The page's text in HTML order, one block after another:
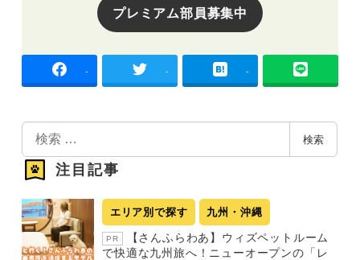
プレミアム部員募集中
- - -
索
検索
注目記事
エリア別で探す 九州・沖縄
PR
【さんふらわあ】ウィズペットルーム
で快適な九州旅へ！ニューオープンの「レ